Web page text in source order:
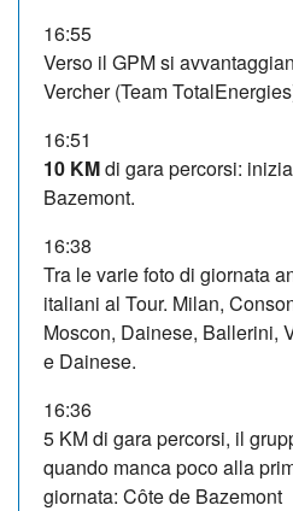
16:55
Verso il GPM si
Vercher (Team
16:51
10 KMdi gara percorsi:
Bazemont.
16:38
Tra le varie foto di giornata
italiani al Tour. Milan,
Moscon, Dainese, Ballerini,
e Dainese.
16:36
5 KM di gara percorsi, il
quando manca poco alla
giornata: Côte de Bazemont